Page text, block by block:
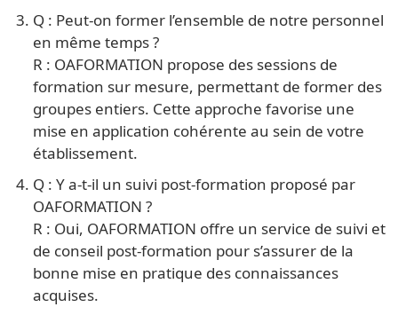
Q : Peut-on former l’ensemble de notre personnel
en même temps ?
R : OAFORMATION propose des sessions de
formation sur mesure, permettant de former des
groupes entiers. Cette approche favorise une
mise en application cohérente au sein de votre
établissement.
Q : Y a-t-il un suivi post-formation proposé par
OAFORMATION ?
R : Oui, OAFORMATION offre un service de suivi et
de conseil post-formation pour s’assurer de la
bonne mise en pratique des connaissances
acquises.